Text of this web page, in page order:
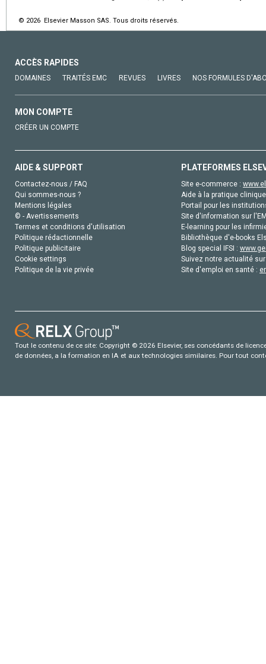
© 2026 Elsevier Masson SAS. Tous droits réservés.
ACCÈS RAPIDES
DOMAINES TRAITÉS EMC REVUES LIVRES NOS FORMULES
MON COMPTE
CRÉER UN COMPTE
AIDE & SUPPORT
Contactez-nous / FAQ
Qui sommes-nous ?
Mentions légales
© - Avertissements
Termes et conditions d'utilisation
Politique rédactionnelle
Politique publicitaire
Cookie settings
Politique de la vie privée
PLATEFORMES
Site e-commerce :
Aide à la pratique
Portail pour les
Site d'information sur
E-learning pour les
Bibliothèque d'e-books
Blog special IFSI :
Suivez notre actualité
Site d'emploi en santé :
Tout le contenu de ce site: Copyright © 2026 Elsevier, ses concédants de
de données, a la formation en IA et aux technologies similaires. Pour tout